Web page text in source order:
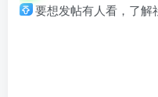
要想发帖有人看，了解